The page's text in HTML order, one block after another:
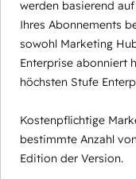
werden basierend
Ihres Abonnements
sowohl Marketing
Enterprise abonniert
höchsten Stufe
Kostenpflichtige
bestimmte Anzahl
Edition der Version.